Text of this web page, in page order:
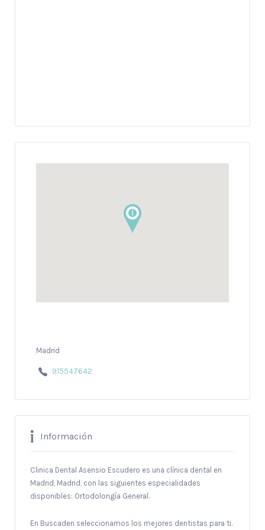
Madrid
915547642
Información
Clinica Dental Asensio Escudero es una clínica dental en
Madrid, Madrid, con las siguientes especialidades
disponibles: Ortodolongía General.
En Buscaden seleccionamos los mejores dentistas para ti.